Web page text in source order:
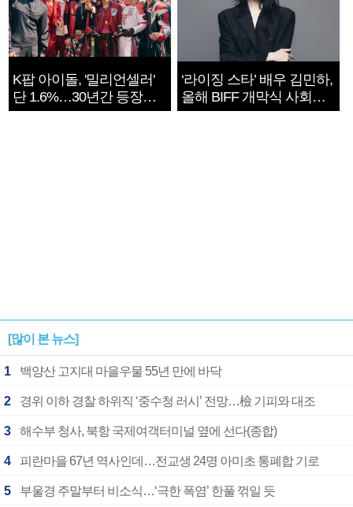
K팝 아이돌, '밀리언셀러'
단 1.6%…30년간 등장
1182개팀 전수조사
‘라이징 스타’ 배우 김민하,
올해 BIFF 개막식 사회자
확정
[많이 본 뉴스]
1 백양산 고지대 마을우물 55년 만에 바닥
2 경위 이하 경찰 하위직 ‘중수청 러시’ 전망…檢 기피와 대조
3 해수부 청사, 북항 국제여객터미널 옆에 선다(종합)
4 피란마을 67년 역사인데…전교생 24명 아미초 통폐합 기로
5 부울경 주말부터 비소식…‘극한 폭염’ 한풀 꺾일 듯